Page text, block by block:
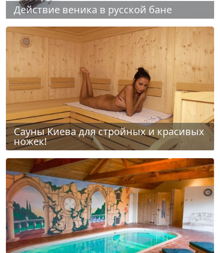
Действие веника в русской бане
Сауны Киева для стройных и красивых
ножек!